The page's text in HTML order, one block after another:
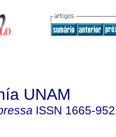
UNAM
ISSN 1665-